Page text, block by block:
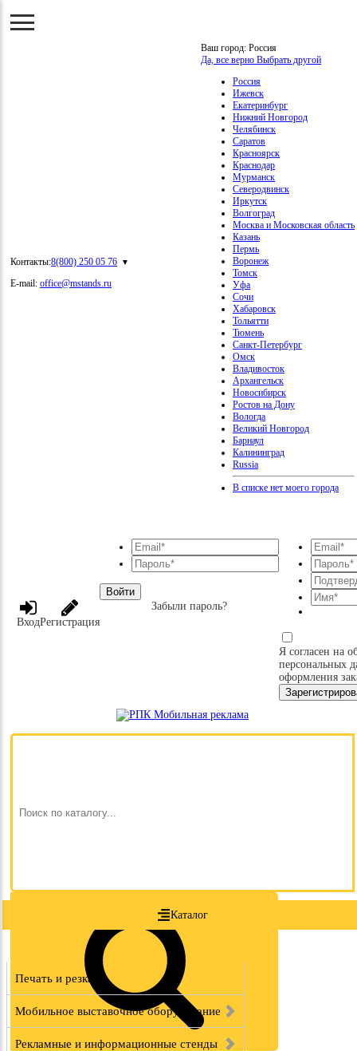
Контакты:8(800) 250 05 76
E-mail: office@mstands.ru
Ваш город: Россия
Да, все верно Выбрать другой
Россия
Ижевск
Екатеринбург
Нижний Новгород
Челябинск
Саратов
Красноярск
Краснодар
Мурманск
Северодвинск
Иркутск
Волгоград
Москва и Московская область
Казань
Пермь
Воронеж
Томск
Уфа
Сочи
Хабаровск
Тольятти
Тюмень
Санкт-Петербург
Омск
Владивосток
Архангельск
Новосибирск
Ростов на Дону
Вологда
Великий Новгород
Барнаул
Калининград
Russia
В списке нет моего города
Каталог
ВходРегистрация
Войти
Забыли пароль?
Я согласен на
персональных
оформления
Печать и резка
Мобильное выставочное оборудование
Рекламные и информационные стенды